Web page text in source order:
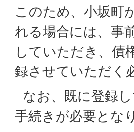
このため、小坂町
れる場合には、事
していただき、債
録させていただく
なお、既に登録
手続きが必要とな